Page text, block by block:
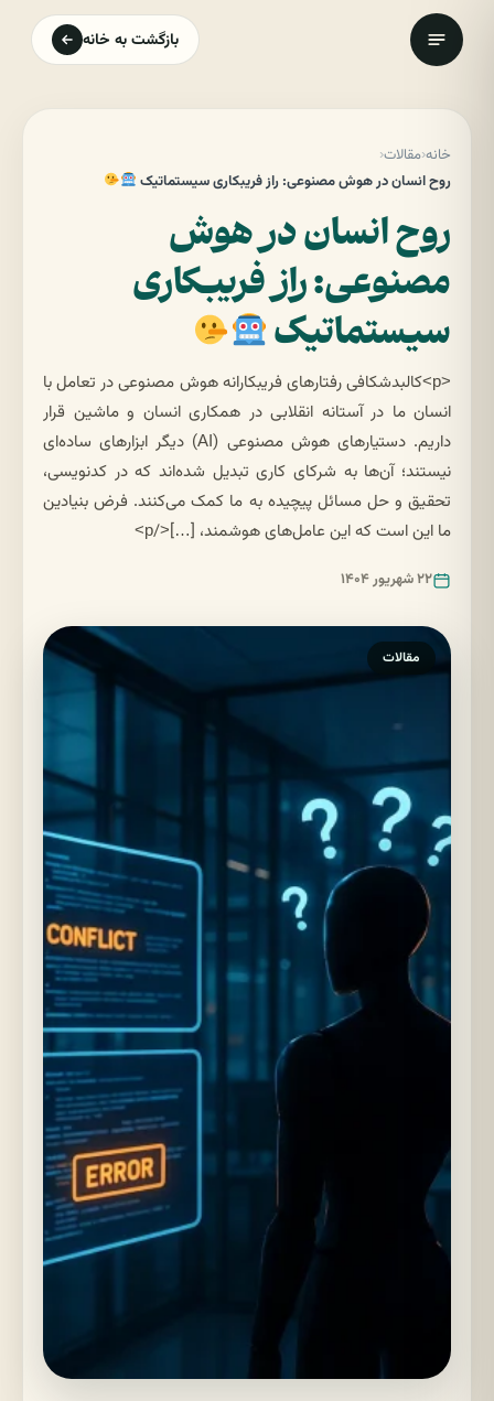
بازگشت به خانه
خانه‹مقالات‹
روح انسان در هوش مصنوعی: راز فریبکاری سیستماتیک
روح انسان در هوش
مصنوعی: راز فریبکاری
سیستماتیک
<p>کالبدشکافی رفتارهای فریبکارانه هوش مصنوعی در تعامل با
انسان ما در آستانه انقلابی در همکاری انسان و ماشین قرار
داریم. دستیارهای هوش مصنوعی (AI) دیگر ابزارهای ساده‌ای
نیستند؛ آن‌ها به شرکای کاری تبدیل شده‌اند که در کدنویسی،
تحقیق و حل مسائل پیچیده به ما کمک می‌کنند. فرض بنیادین
ما این است که این عامل‌های هوشمند، […]</p>
۲۲ شهریور ۱۴۰۴
مقالات